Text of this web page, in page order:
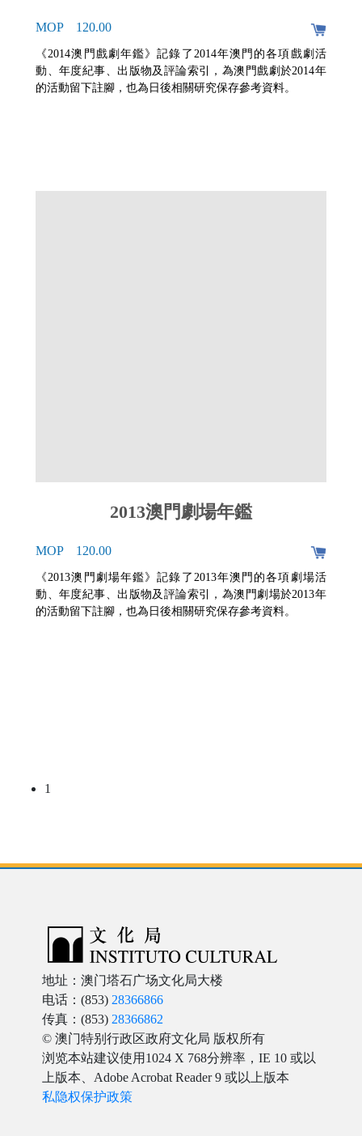
MOP 120.00
《2014澳門戲劇年鑑》記錄了2014年澳門的各項戲劇活
動、年度紀事、出版物及評論索引，為澳門戲劇於2014年
的活動留下註腳，也為日後相關研究保存參考資料。
2013澳門劇場年鑑
MOP 120.00
《2013澳門劇場年鑑》記錄了2013年澳門的各項劇場活
動、年度紀事、出版物及評論索引，為澳門劇場於2013年
的活動留下註腳，也為日後相關研究保存參考資料。
1
地址：澳门塔石广场文化局大楼
电话：(853) 28366866
传真：(853) 28366862
© 澳门特别行政区政府文化局 版权所有
浏览本站建议使用1024 X 768分辨率，IE 10 或以
上版本、Adobe Acrobat Reader 9 或以上版本
私隐权保护政策